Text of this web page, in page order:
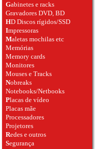
Gabinetes e racks
Gravadores DVD, BD
HD Discos rígidos/SSD
Impressoras
Maletas mochilas etc
Memórias
Memory cards
Monitores
Mouses e Tracks
Nobreaks
Notebooks/Netbooks
Placas de vídeo
Placas mãe
Processadores
Projetores
Redes e outros
Segurança